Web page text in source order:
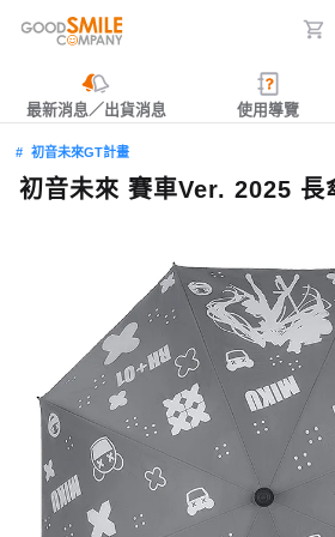
最新消息／出貨消息 使用導覽
初音未來GT計畫
初音未來 賽車Ver. 2025 長